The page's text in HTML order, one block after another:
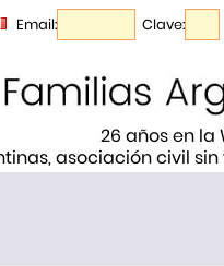
Email: Clave:
26 años en la
asociación civil